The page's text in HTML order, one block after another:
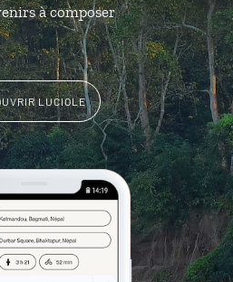
à composer
LUCIOLE